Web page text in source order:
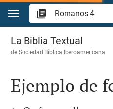
Ir a un contenido
Romanos 4
La Biblia Textual
deSociedad Bíblica Iberoamericana
Ejemplo de